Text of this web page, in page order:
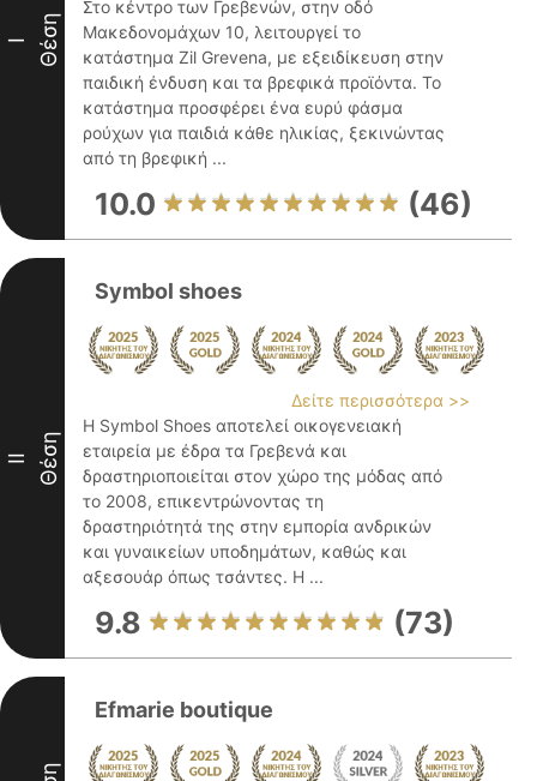
I Θέση
Στο κέντρο των Γρεβενών, στην οδό
Μακεδονομάχων 10, λειτουργεί το
κατάστημα Zil Grevena, με εξειδίκευση στην
παιδική ένδυση και τα βρεφικά προϊόντα. Το
κατάστημα προσφέρει ένα ευρύ φάσμα
ρούχων για παιδιά κάθε ηλικίας, ξεκινώντας
από τη βρεφική ...
10.0 (46)
II Θέση
Symbol shoes
Δείτε περισσότερα >>
Η Symbol Shoes αποτελεί οικογενειακή
εταιρεία με έδρα τα Γρεβενά και
δραστηριοποιείται στον χώρο της μόδας από
το 2008, επικεντρώνοντας τη
δραστηριότητά της στην εμπορία ανδρικών
και γυναικείων υποδημάτων, καθώς και
αξεσουάρ όπως τσάντες. Η ...
9.8 (73)
Efmarie boutique